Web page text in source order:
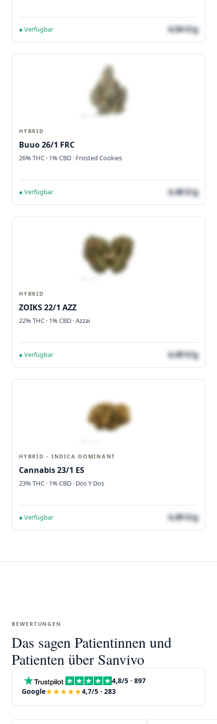
● Verfügbar 4,04 €/g
HYBRID
Buuo 26/1 FRC
26% THC · 1% CBD · Frosted Cookies
● Verfügbar 4,48 €/g
HYBRID
ZOIKS 22/1 AZZ
22% THC · 1% CBD · Azzai
● Verfügbar 4,49 €/g
HYBRID - INDICA DOMINANT
Cannabis 23/1 ES
23% THC · 1% CBD · Dos Y Dos
● Verfügbar 4,49 €/g
BEWERTUNGEN
Das sagen Patientinnen und
Patienten über Sanvivo
4,8/5 · 897
Google★★★★★4,7/5 · 283